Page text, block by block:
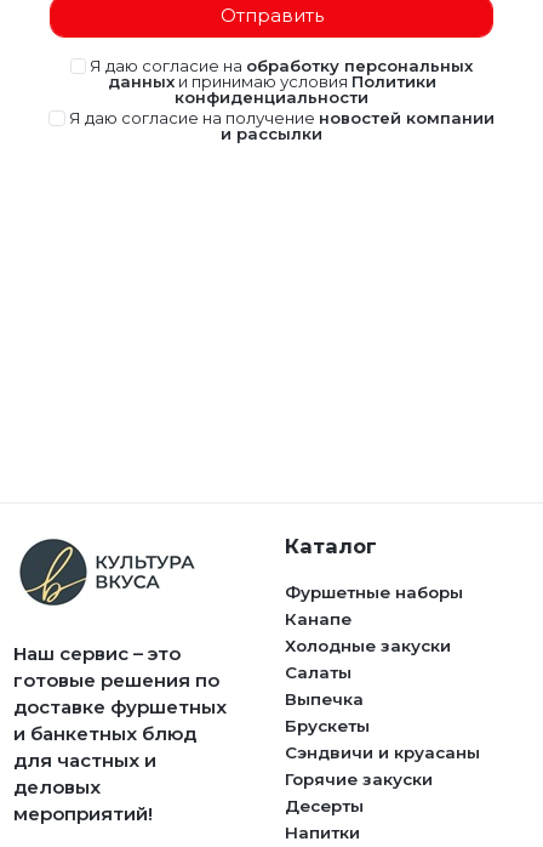
Отправить
Я даю согласие на обработку персональных
данныхи принимаю условия Политики
конфиденциальности
Я даю согласие на получение новостей компании
и рассылки
Наш сервис – это
готовые решения по
доставке фуршетных
и банкетных блюд
для частных и
деловых
мероприятий!
Каталог
Фуршетные наборы
Канапе
Холодные закуски
Салаты
Выпечка
Брускеты
Сэндвичи и круасаны
Горячие закуски
Десерты
Напитки